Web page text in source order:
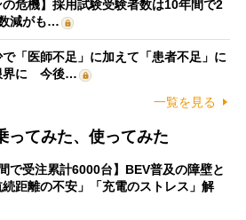
の危機】採用試験受験者数は10年間で2
減がも…
で「医師不足」に加えて「患者不足」に
界に 今後…
一覧を見る
ってみた、使ってみた
で受注累計6000台】BEV普及の障壁と
距離の不安」「充電のストレス」解